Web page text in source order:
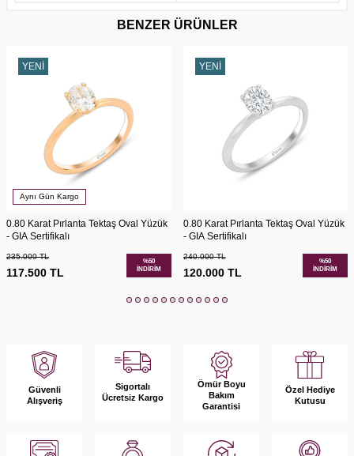
BENZER ÜRÜNLER
YENI
Aynı Gün Kargo
0.80 Karat Pırlanta Tektaş Oval Yüzük
- GIA Sertifikalı
235.000TL
117.500 TL
%50
İNDIRIM
YENI
0.80 Karat Pırlanta Tektaş Oval Yüzük
- GIA Sertifikalı
240.000TL
120.000TL
%50
İNDIRIM
Güvenli
Alışveriş
Sigortalı
Ücretsiz Kargo
Ömür Boyu
Bakım
Garantisi
Özel Hediye
Kutusu